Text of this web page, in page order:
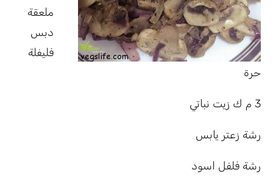
ملعقة
دبس
فليفلة
حرة
3 م ك زيت نباتي
رشة زعتر يابس
رشة فلفل اسود